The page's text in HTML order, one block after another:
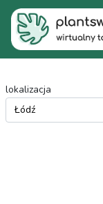
lokalizacja